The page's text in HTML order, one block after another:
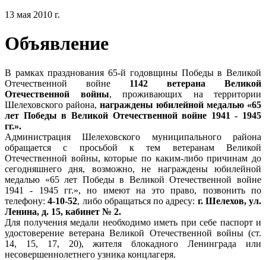
13 мая 2010 г.
Объявление
В рамках празднования 65-й годовщины Победы в Великой
Отечественной войне 1142 ветерана Великой
Отечественной войны, проживающих на территории
Шелеховского района, награждены юбилейной медалью «65
лет Победы в Великой Отечественной войне 1941 - 1945
гг.».
Администрация Шелеховского муниципального района
обращается с просьбой к тем ветеранам Великой
Отечественной войны, которые по каким-либо причинам до
сегодняшнего дня, возможно, не награждены юбилейной
медалью «65 лет Победы в Великой Отечественной войне
1941 - 1945 гг.», но имеют на это право, позвонить по
телефону:4-10-52, либо обращаться по адресу: г. Шелехов, ул.
Ленина, д. 15, кабинет № 2.
Для получения медали необходимо иметь при себе паспорт и
удостоверение ветерана Великой Отечественной войны (ст.
14, 15, 17, 20), жителя блокадного Ленинграда или
несовершеннолетнего узника концлагеря.